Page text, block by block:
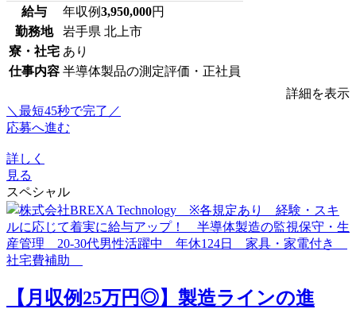
給与 年収例3,950,000円
勤務地
岩手県 北上市
寮・社宅 あり
仕事内容 半導体製品の測定評価・正社員
詳細を表示
＼最短45秒で完了／
応募へ進む
詳しく
見る
スペシャル
【月収例25万円◎】製造ラインの進